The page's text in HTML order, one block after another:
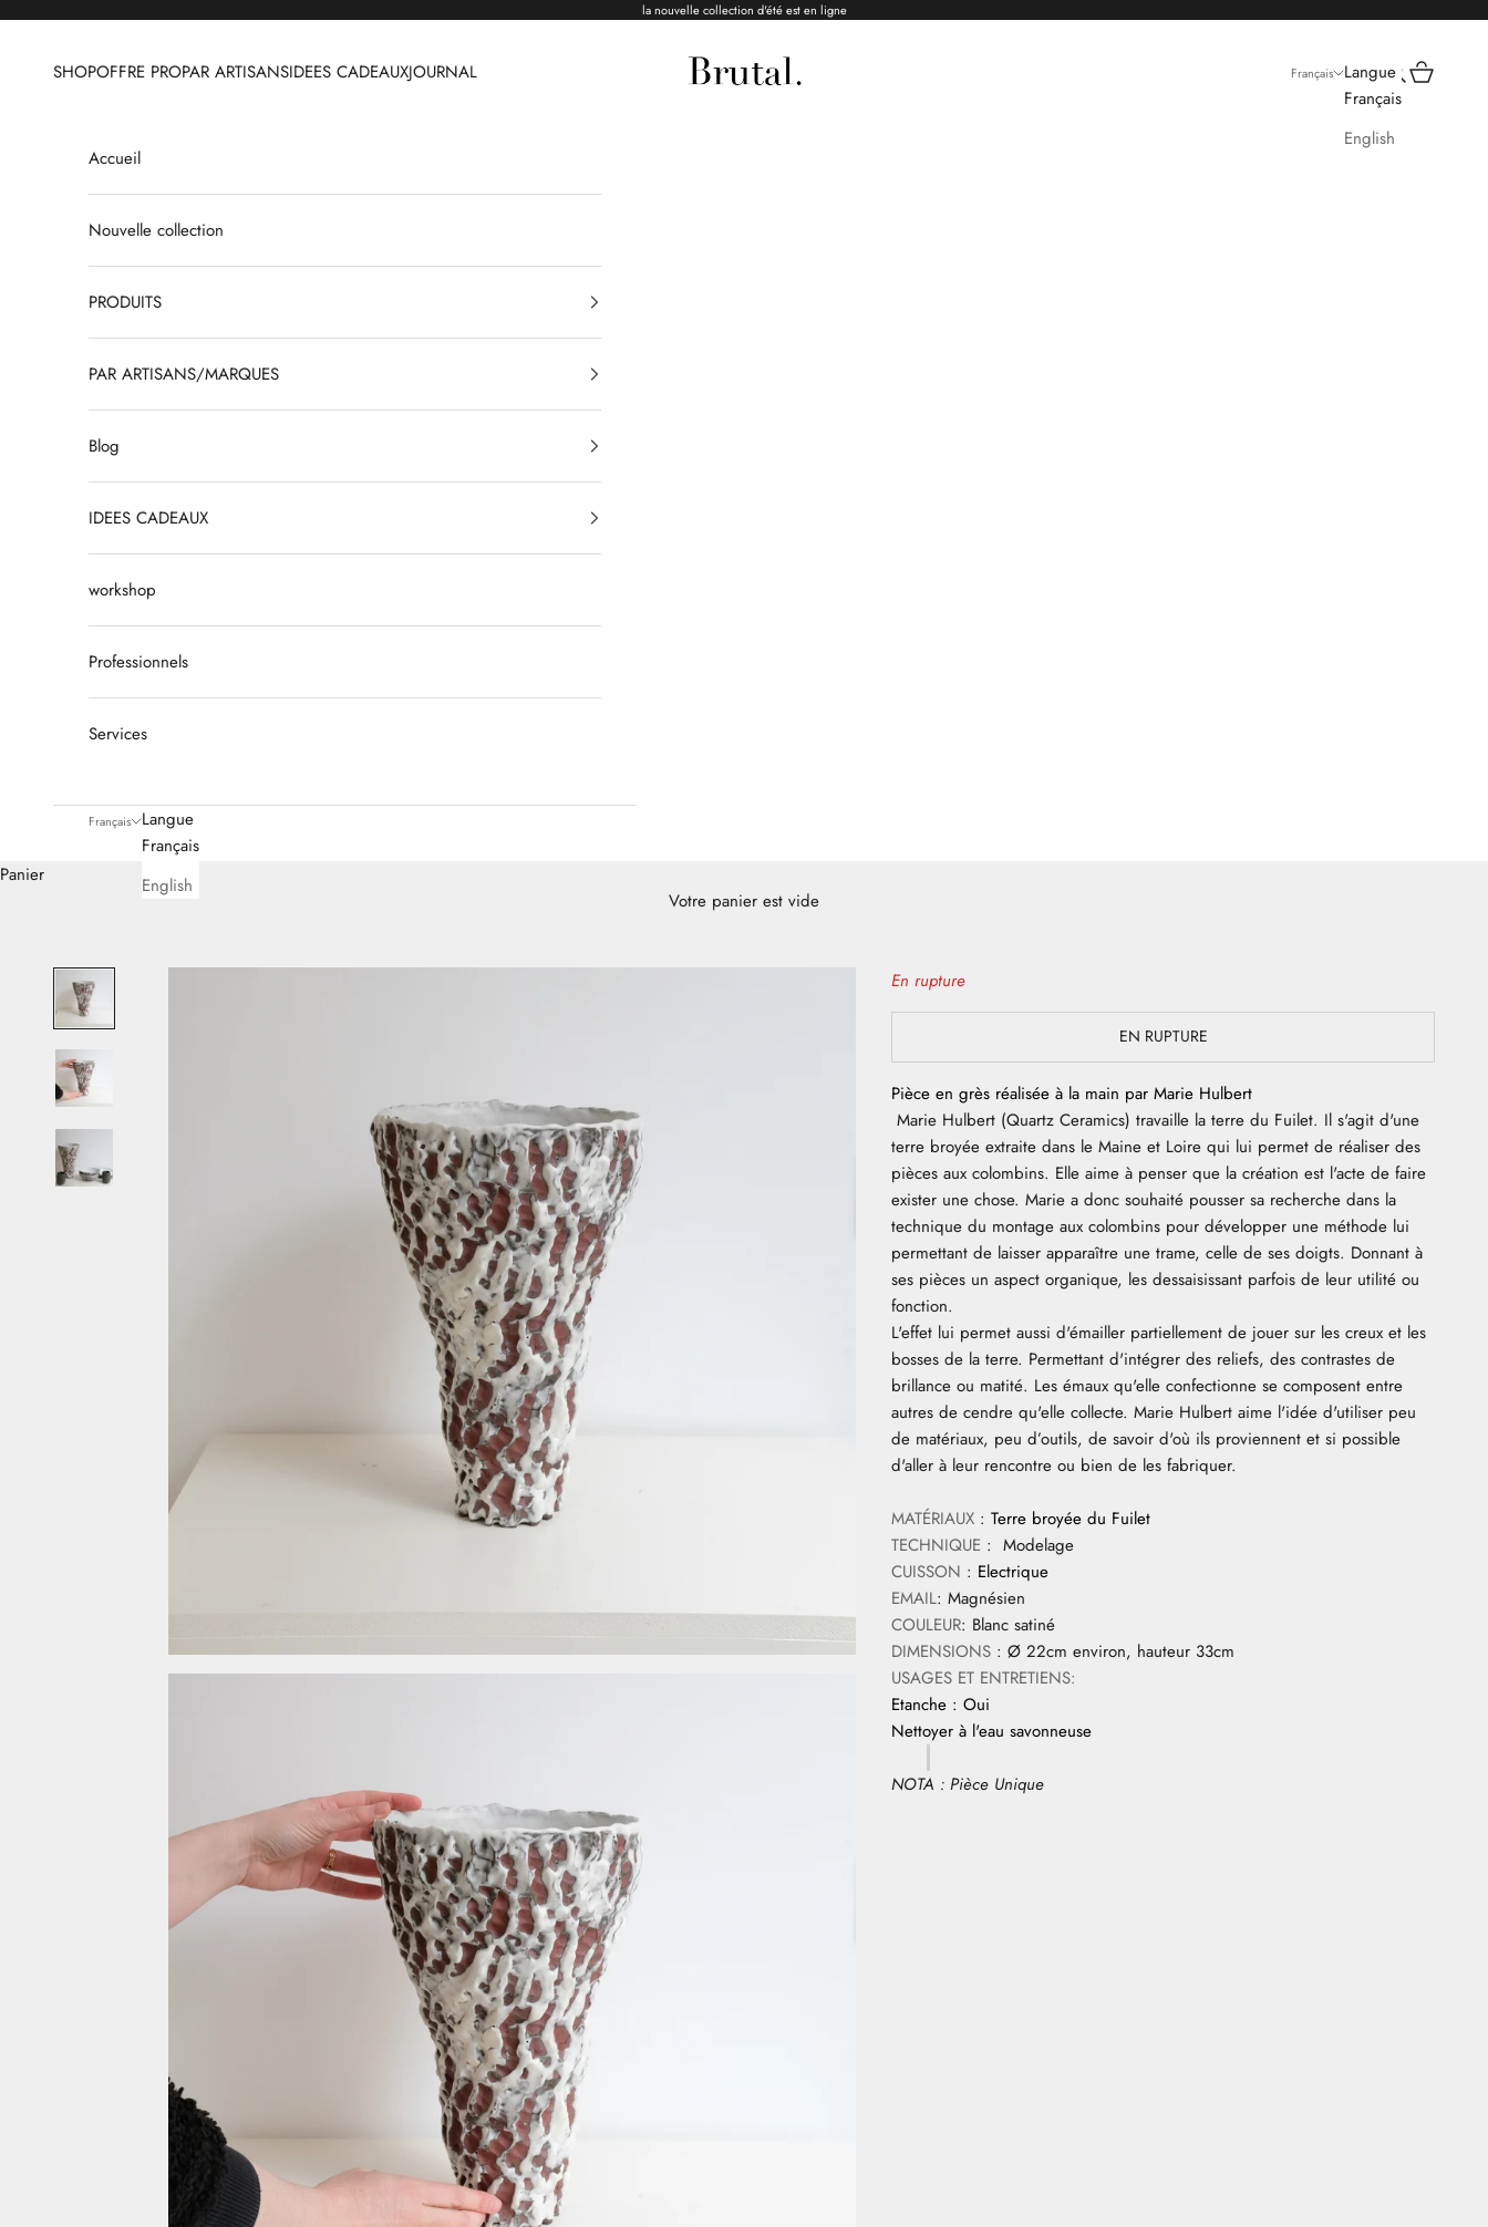
la nouvelle collection d'été est en ligne
Brutal Ceramics
SHOPOFFRE PROPAR ARTISANSIDEES CADEAUXJOURNAL Français
Langue
Français
English
Recherche
Panier
Accueil
Nouvelle collection
PRODUITS
PAR ARTISANS/MARQUES
Blog
IDEES CADEAUX
workshop
Professionnels
Services
Français
Langue
Français
English
Panier
Votre panier est vide
En rupture
EN RUPTURE
Pièce en grès réalisée à la main par Marie Hulbert
Marie Hulbert (Quartz Ceramics) travaille la terre du Fuilet. Il s'agit d'une
terre broyée extraite dans le Maine et Loire qui lui permet de réaliser des
pièces aux colombins. Elle aime à penser que la création est l'acte de faire
exister une chose. Marie a donc souhaité pousser sa recherche dans la
technique du montage aux colombins pour développer une méthode lui
permettant de laisser apparaître une trame, celle de ses doigts. Donnant à
ses pièces un aspect organique, les dessaisissant parfois de leur utilité ou
fonction.
L'effet lui permet aussi d'émailler partiellement de jouer sur les creux et les
bosses de la terre. Permettant d'intégrer des reliefs, des contrastes de
brillance ou matité. Les émaux qu'elle confectionne se composent entre
autres de cendre qu'elle collecte. Marie Hulbert aime l'idée d'utiliser peu
de matériaux, peu d’outils, de savoir d'où ils proviennent et si possible
d'aller à leur rencontre ou bien de les fabriquer.
MATÉRIAUX :Terre broyée du Fuilet
TECHNIQUE : Modelage
CUISSON : Electrique
EMAIL:Magnésien
COULEUR: Blanc satiné
DIMENSIONS : Ø 22cm environ, hauteur 33cm
USAGES ET ENTRETIENS:
Etanche : Oui
Nettoyer à l'eau savonneuse
NOTA : Pièce Unique